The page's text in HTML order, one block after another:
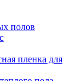
полов
пленка для